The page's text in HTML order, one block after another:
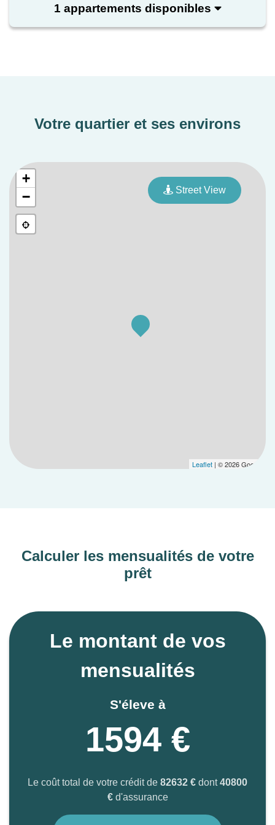
1 appartements disponibles
Votre quartier et ses environs
+
−
Leaflet | © 2026 Google
Street View
Calculer les mensualités de votre
prêt
Le montant de vos
mensualités
S'éleve à
1594 €
Le coût total de votre crédit de 82632 € dont40800
€d'assurance